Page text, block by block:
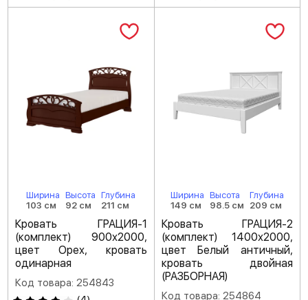
Ширина
103 см
Высота
92 см
Глубина
211 см
Кровать ГРАЦИЯ-1
(комплект) 900х2000,
цвет Орех, кровать
одинарная
Код товара: 254843
Ширина
149 см
Высота
98.5 см
Глубина
209 см
Кровать ГРАЦИЯ-2
(комплект) 1400х2000,
цвет Белый античный,
кровать двойная
(РАЗБОРНАЯ)
Код товара: 254864